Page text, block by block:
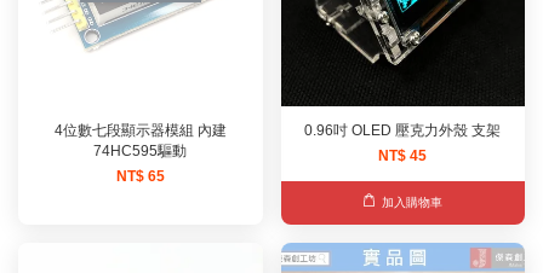
4位數七段顯示器模組 內建
74HC595驅動
NT$ 65
0.96吋 OLED 壓克力外殼 支架
NT$ 45
加入購物車